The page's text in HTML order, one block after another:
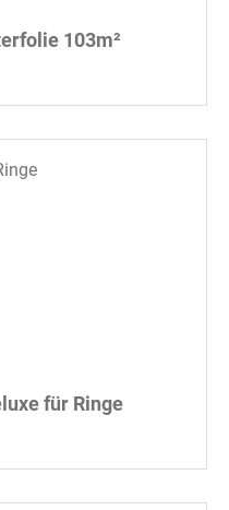
Rasterfolie 103m²
Deluxe für Ringe